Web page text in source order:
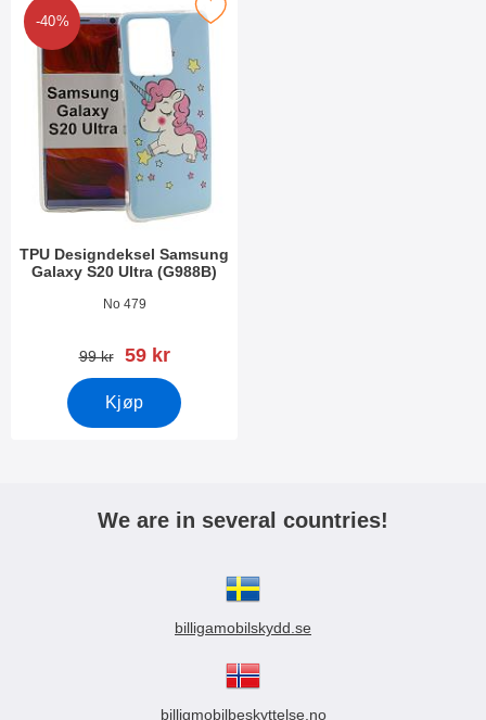
-40%
TPU Designdeksel Samsung
Galaxy S20 Ultra (G988B)
Varenummer 34928
No 479
gammel pris
99 kr ny pris
59 kr
Kjøp
Samsung Galaxy S20 Ultra (G988B) som favoritt
We are in several countries!
billigamobilskydd.se
billigmobilbeskyttelse.no